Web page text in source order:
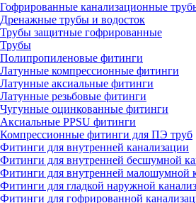
Гофрированные канализационные
Дренажные трубы и водосток
Трубы защитные гофрированные
Трубы
Полипропиленовые фитинги
Латунные компрессионные фитинги
Латунные аксиальные фитинги
Латунные резьбовые фитинги
Чугунные оцинкованные фитинги
Аксиальные PPSU фитинги
Компрессионные фитинги для ПЭ труб
Фитинги для внутренней канализации
Фитинги для внутренней бесшумной
Фитинги для внутренней малошумной
Фитинги для гладкой наружной
Фитинги для гофрированной